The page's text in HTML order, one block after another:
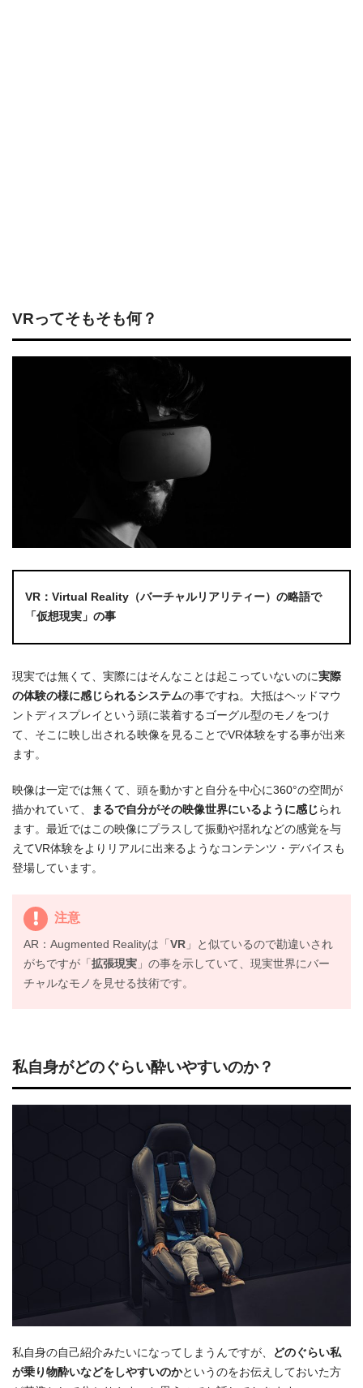
VRってそもそも何？
VR：Virtual Reality（バーチャルリアリティー）の略語で
「 仮想現実」の事
現実では無くて、実際にはそんなことは起こっていないのに実際
の体験の様に感じられるシステムの事ですね。大抵はヘッドマウ
ントディスプレイという頭に装着するゴーグル型のモノをつけ
て、そこに映し出される映像を見ることでVR体験をする事が出来
ます。
映像は一定では無くて、頭を動かすと自分を中心に360°の空間が
描かれていて、
まるで自分がその映像世界にいるように感じ られ
ます。最近ではこの映像にプラスして振動や揺れなどの感覚を与
えてVR体験をよりリアルに出来るようなコンテンツ・デバイスも
登場しています。
注意
AR：Augmented Realityは「 VR」と似ているので勘違いされ
がちですが「 拡張現実」の事を示していて、現実世界にバー
チャルなモノを見せる技術です。
私自身がどのぐらい酔いやすいのか？
私自身の自己紹介みたいになってしまうんですが、
どのぐらい私
が乗り物酔いなどをしやすいのかというのをお伝えしておいた方